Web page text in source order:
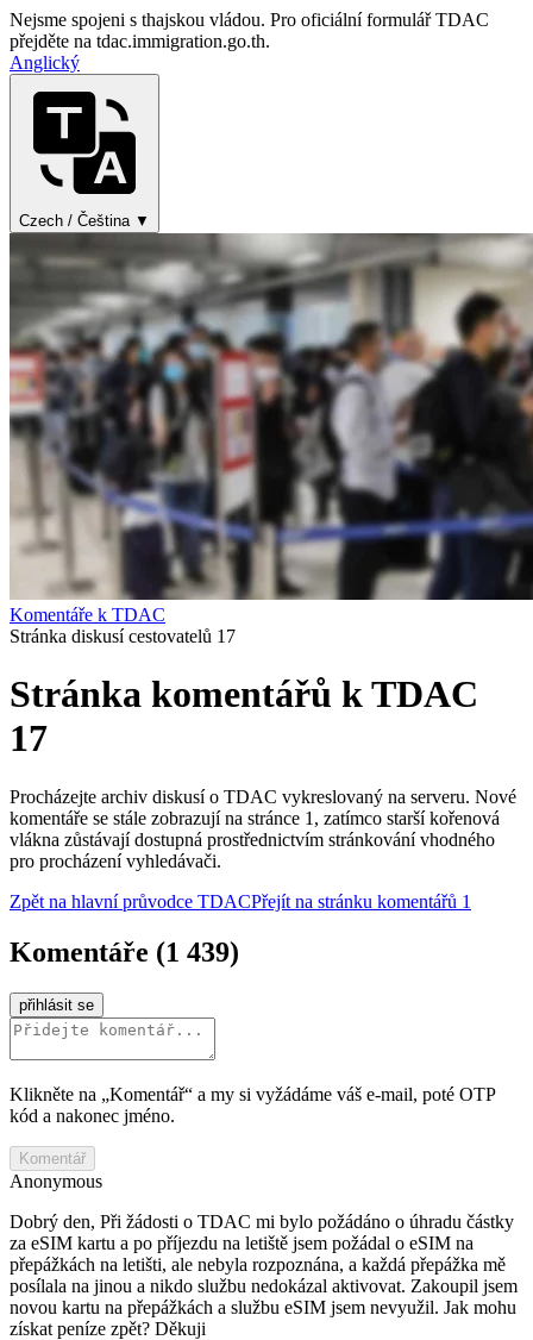
Nejsme spojeni s thajskou vládou. Pro oficiální formulář TDAC
přejděte na tdac.immigration.go.th.
Anglický
Czech / Čeština ▼
Komentáře k TDAC
Stránka diskusí cestovatelů 17
Stránka komentářů k TDAC
17
Procházejte archiv diskusí o TDAC vykreslovaný na serveru. Nové
komentáře se stále zobrazují na stránce 1, zatímco starší kořenová
vlákna zůstávají dostupná prostřednictvím stránkování vhodného
pro procházení vyhledávači.
Zpět na hlavní průvodce TDACPřejít na stránku komentářů 1
Komentáře (1 439)
přihlásit se
Klikněte na „Komentář“ a my si vyžádáme váš e‑mail, poté OTP
kód a nakonec jméno.
Komentář
Anonymous
Dobrý den, Při žádosti o TDAC mi bylo požádáno o úhradu částky
za eSIM kartu a po příjezdu na letiště jsem požádal o eSIM na
přepážkách na letišti, ale nebyla rozpoznána, a každá přepážka mě
posílala na jinou a nikdo službu nedokázal aktivovat. Zakoupil jsem
novou kartu na přepážkách a službu eSIM jsem nevyužil. Jak mohu
získat peníze zpět? Děkuji